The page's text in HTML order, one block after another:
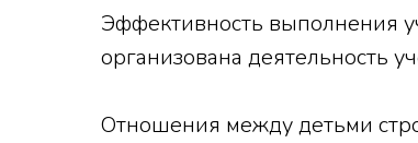
Эффективность выполнения
организована деятельность
Отношения между детьми